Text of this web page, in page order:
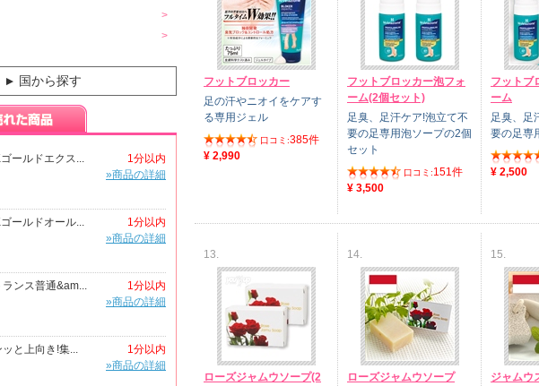
▼ 国から探す
ールドエクス...
1分以内
»商品の詳細
ールドオール...
1分以内
»商品の詳細
ランス普通&am...
1分以内
»商品の詳細
ッと上向き!集...
1分以内
»商品の詳細
フットブロッカー
足の汗やニオイをケアす
る専用ジェル
口コミ:385件
¥ 2,990
フットブロッカー泡フォ
ーム(2個セット)
足臭、足汗ケア!泡立て不
要の足専用泡ソープの2個
セット
口コミ:151件
¥ 3,500
フットブ
ーム
足臭、足
要の足専
¥ 2,500
13.
ローズジャムウソープ(2
14.
ローズジャムウソープ
15.
ジャムウ